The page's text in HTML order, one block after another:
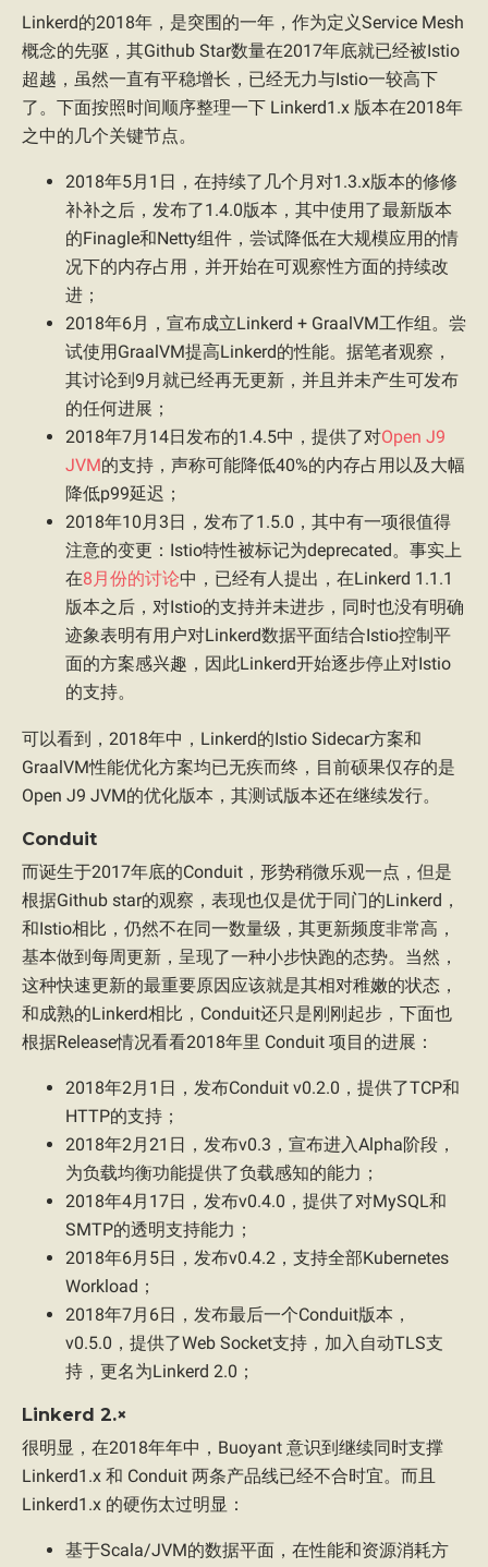
Linkerd的2018年，是突围的一年，作为定义Service Mesh
概念的先驱，其Github Star数量在2017年底就已经被Istio
超越，虽然一直有平稳增长，已经无力与Istio一较高下
了。下面按照时间顺序整理一下 Linkerd1.x 版本在2018年
之中的几个关键节点。
2018年5月1日，在持续了几个月对1.3.x版本的修修
补补之后，发布了1.4.0版本，其中使用了最新版本
的Finagle和Netty组件，尝试降低在大规模应用的情
况下的内存占用，并开始在可观察性方面的持续改
进；
2018年6月，宣布成立Linkerd + GraalVM工作组。尝
试使用GraalVM提高Linkerd的性能。据笔者观察，
其讨论到9月就已经再无更新，并且并未产生可发布
的任何进展；
2018年7月14日发布的1.4.5中，提供了对Open J9
JVM的支持，声称可能降低40%的内存占用以及大幅
降低p99延迟；
2018年10月3日，发布了1.5.0，其中有一项很值得
注意的变更：Istio特性被标记为deprecated。事实上
在8月份的讨论中，已经有人提出，在Linkerd 1.1.1
版本之后，对Istio的支持并未进步，同时也没有明确
迹象表明有用户对Linkerd数据平面结合Istio控制平
面的方案感兴趣，因此Linkerd开始逐步停止对Istio
的支持。
可以看到，2018年中，Linkerd的Istio Sidecar方案和
GraalVM性能优化方案均已无疾而终，目前硕果仅存的是
Open J9 JVM的优化版本，其测试版本还在继续发行。
Conduit
而诞生于2017年底的Conduit，形势稍微乐观一点，但是
根据Github star的观察，表现也仅是优于同门的Linkerd，
和Istio相比，仍然不在同一数量级，其更新频度非常高，
基本做到每周更新，呈现了一种小步快跑的态势。当然，
这种快速更新的最重要原因应该就是其相对稚嫩的状态，
和成熟的Linkerd相比，Conduit还只是刚刚起步，下面也
根据Release情况看看2018年里 Conduit 项目的进展：
2018年2月1日，发布Conduit v0.2.0，提供了TCP和
HTTP的支持；
2018年2月21日，发布v0.3，宣布进入Alpha阶段，
为负载均衡功能提供了负载感知的能力；
2018年4月17日，发布v0.4.0，提供了对MySQL和
SMTP的透明支持能力；
2018年6月5日，发布v0.4.2，支持全部Kubernetes
Workload；
2018年7月6日，发布最后一个Conduit版本，
v0.5.0，提供了Web Socket支持，加入自动TLS支
持，更名为Linkerd 2.0；
Linkerd 2.×
很明显，在2018年年中，Buoyant 意识到继续同时支撑
Linkerd1.x 和 Conduit 两条产品线已经不合时宜。而且
Linkerd1.x 的硬伤太过明显：
基于Scala/JVM的数据平面，在性能和资源消耗方